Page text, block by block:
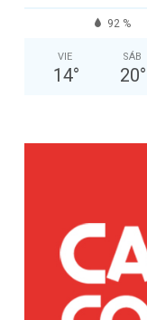
92 %
VIE
14°
SÁB
20°